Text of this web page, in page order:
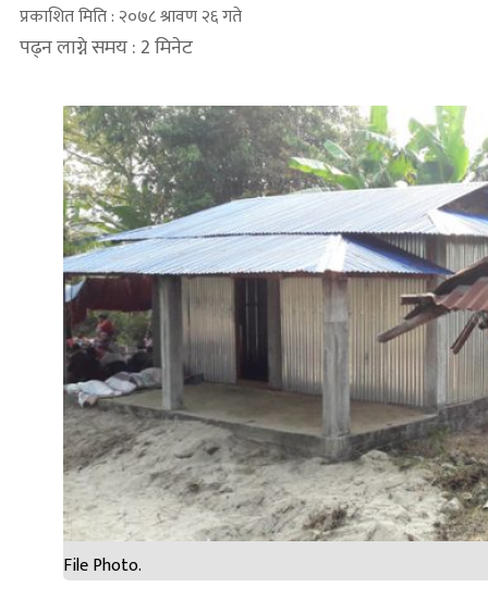
प्रकाशित मिति : २०७८ श्रावण २६ गते
पढ्न लाग्ने समय : 2 मिनेट
File Photo.